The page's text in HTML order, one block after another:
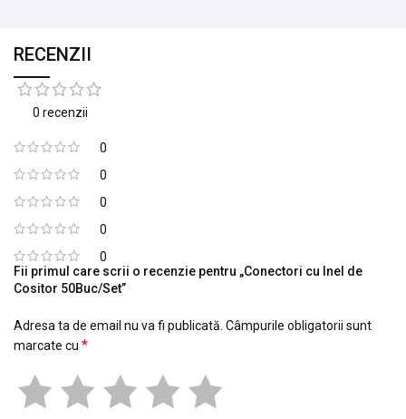
RECENZII
0 recenzii
0
0
0
0
0
Fii primul care scrii o recenzie pentru „Conectori cu Inel de
Cositor 50Buc/Set”
Adresa ta de email nu va fi publicată. Câmpurile obligatorii sunt
marcate cu *